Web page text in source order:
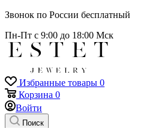
Звонок по России бесплатный
Пн-Пт с 9:00 до 18:00 Мск
Избранные товары 0
Корзина 0
Войти
Поиск